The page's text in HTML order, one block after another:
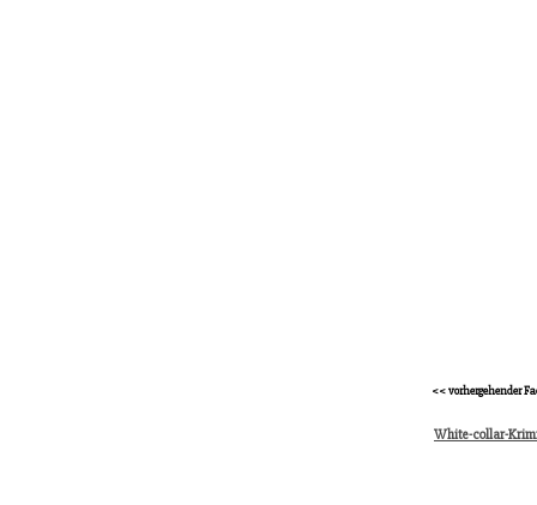
<< vorhergehender
White-collar-